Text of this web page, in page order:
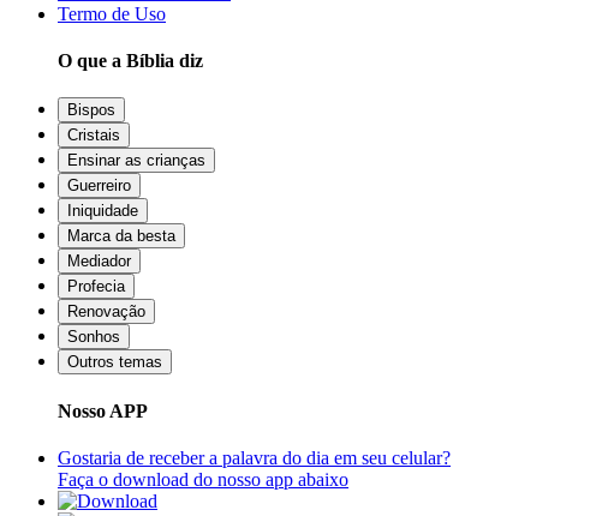
Termo de Uso
O que a Bíblia diz
Bispos
Cristais
Ensinar as crianças
Guerreiro
Iniquidade
Marca da besta
Mediador
Profecia
Renovação
Sonhos
Outros temas
Nosso APP
Gostaria de receber a palavra do dia em seu celular?
Faça o download do nosso app abaixo